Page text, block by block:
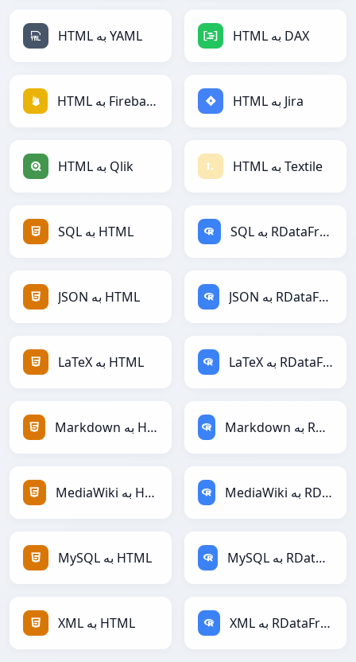
HTML به YAML HTML به DAX
HTML به Firebase HTML به Jira
HTML به Qlik HTML به Textile
SQL به HTML SQL به RDataFrame
JSON به HTML JSON به RDataFrame
LaTeX به HTML LaTeX به RDataFrame
Markdown به HTML Markdown به RDataFrame
MediaWiki به HTML MediaWiki به RDataFrame
MySQL به HTML MySQL به RDataFrame
XML به HTML XML به RDataFrame